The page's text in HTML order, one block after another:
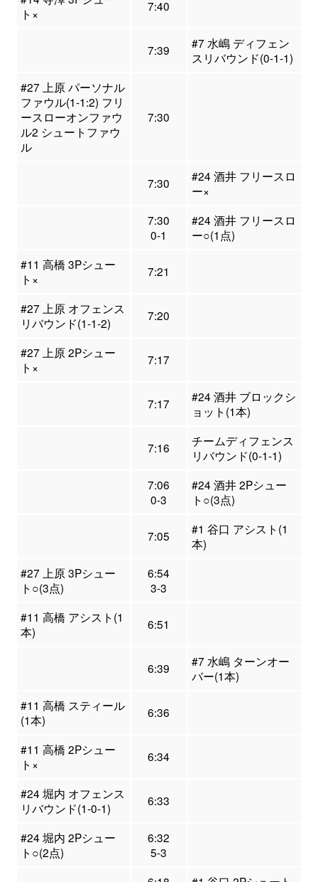
ト×
7:40
7:39
#7 水嶋 ディフェン
スリバウンド(0-1-1)
#27 上原 パーソナル
ファウル(1-1:2) フリ
ースローオンファウ
ル2 シュートファウ
ル
7:30
7:30
#24 酒井 フリースロ
ー×
7:30
0-1
#24 酒井 フリースロ
ー○(1点)
#11 高橋 3Pシュー
ト×
7:21
#27 上原 オフェンス
リバウンド(1-1-2)
7:20
#27 上原 2Pシュー
ト×
7:17
7:17
#24 酒井 ブロックシ
ョット(1本)
7:16
チームディフェンス
リバウンド(0-1-1)
7:06
0-3
#24 酒井 2Pシュー
ト○(3点)
7:05
#1 谷口 アシスト(1
本)
#27 上原 3Pシュー
ト○(3点)
6:54
3-3
#11 高橋 アシスト(1
本)
6:51
6:39
#7 水嶋 ターンオー
バー(1本)
#11 高橋 スティール
(1本)
6:36
#11 高橋 2Pシュー
ト×
6:34
#24 堀内 オフェンス
リバウンド(1-0-1)
6:33
#24 堀内 2Pシュー
ト○(2点)
6:32
5-3